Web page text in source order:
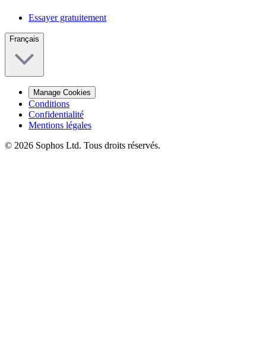
Essayer gratuitement
Français
Manage Cookies
Conditions
Confidentialité
Mentions légales
© 2026 Sophos Ltd. Tous droits réservés.